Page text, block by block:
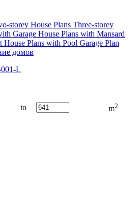
storey House Plans Three-storey
Garage House Plans with Mansard
House Plans with Pool Garage Plan
домов
L
to m2